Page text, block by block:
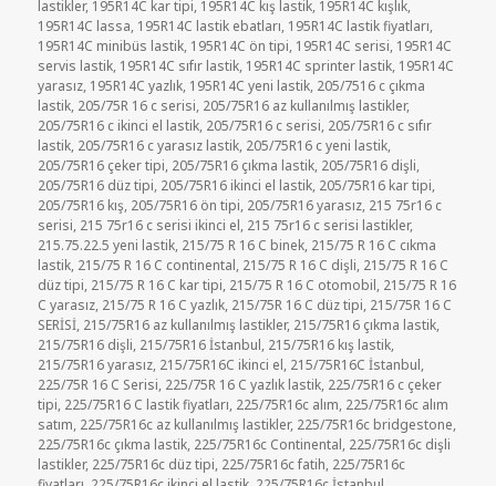
lastikler, 195R14C kar tipi, 195R14C kış lastik, 195R14C kışlık,
195R14C lassa, 195R14C lastik ebatları, 195R14C lastik fiyatları,
195R14C minibüs lastik, 195R14C ön tipi, 195R14C serisi, 195R14C
servis lastik, 195R14C sıfır lastik, 195R14C sprinter lastik, 195R14C
yarasız, 195R14C yazlık, 195R14C yeni lastik, 205/7516 c çıkma
lastik, 205/75R 16 c serisi, 205/75R16 az kullanılmış lastikler,
205/75R16 c ikinci el lastik, 205/75R16 c serisi, 205/75R16 c sıfır
lastik, 205/75R16 c yarasız lastik, 205/75R16 c yeni lastik,
205/75R16 çeker tipi, 205/75R16 çıkma lastik, 205/75R16 dişli,
205/75R16 düz tipi, 205/75R16 ikinci el lastik, 205/75R16 kar tipi,
205/75R16 kış, 205/75R16 ön tipi, 205/75R16 yarasız, 215 75r16 c
serisi, 215 75r16 c serisi ikinci el, 215 75r16 c serisi lastikler,
215.75.22.5 yeni lastik, 215/75 R 16 C binek, 215/75 R 16 C cıkma
lastik, 215/75 R 16 C continental, 215/75 R 16 C dişli, 215/75 R 16 C
düz tipi, 215/75 R 16 C kar tipi, 215/75 R 16 C otomobil, 215/75 R 16
C yarasız, 215/75 R 16 C yazlık, 215/75R 16 C düz tipi, 215/75R 16 C
SERİSİ, 215/75R16 az kullanılmış lastikler, 215/75R16 çıkma lastik,
215/75R16 dişli, 215/75R16 İstanbul, 215/75R16 kış lastik,
215/75R16 yarasız, 215/75R16C ikinci el, 215/75R16C İstanbul,
225/75R 16 C Serisi, 225/75R 16 C yazlık lastik, 225/75R16 c çeker
tipi, 225/75R16 C lastik fiyatları, 225/75R16c alım, 225/75R16c alım
satım, 225/75R16c az kullanılmış lastikler, 225/75R16c bridgestone,
225/75R16c çıkma lastik, 225/75R16c Continental, 225/75R16c dişli
lastikler, 225/75R16c düz tipi, 225/75R16c fatih, 225/75R16c